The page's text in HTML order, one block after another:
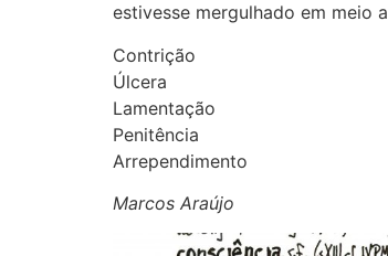
estivesse mergulhado em meio a
Contrição
Úlcera
Lamentação
Penitência
Arrependimento
Marcos Araújo